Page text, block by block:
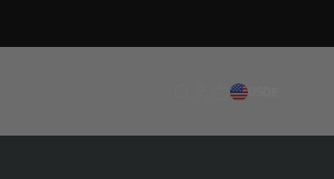
Translation missing:
Translation missing:
Translation